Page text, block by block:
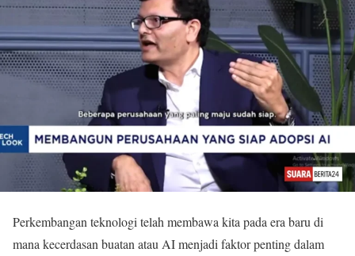
Perkembangan teknologi telah membawa kita pada era baru di
mana kecerdasan buatan atau AI menjadi faktor penting dalam